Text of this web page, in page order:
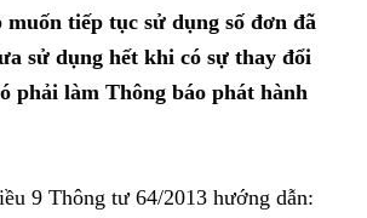
muốn tiếp tục sử dụng số đơn đã
sử dụng hết khi có sự thay đổi
phải làm Thông báo phát hành
9 Thông tư 64/2013 hướng dẫn: